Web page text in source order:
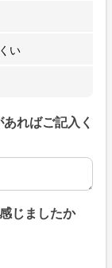
い
ればご記入く
ればご記入くだ
じましたか